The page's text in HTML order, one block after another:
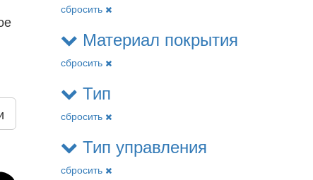
сбросить
Материал покрытия
сбросить
Тип
сбросить
Тип управления
сбросить